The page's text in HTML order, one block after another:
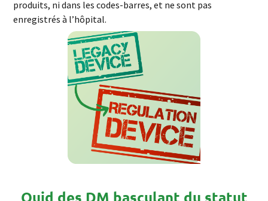
produits, ni dans les codes-barres, et ne sont pas
enregistrés à l’hôpital.
Quid des DM basculant du statut